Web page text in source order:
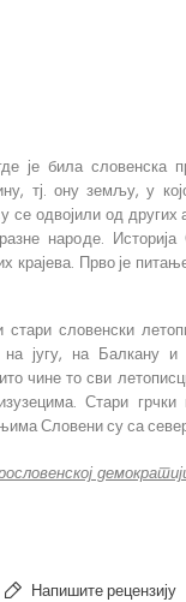
је била словенска
тј. ону земљу, у
се одвојили од
народе.
крајева. Прво је
словенски
на југу, на
чине то сви
Стари грчки
Словени су са
Напишите рецензију